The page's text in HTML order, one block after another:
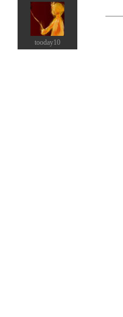
tooday10